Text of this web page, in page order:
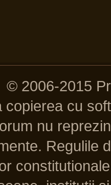
© 2006-2015
copierea cu
nu
Regulile